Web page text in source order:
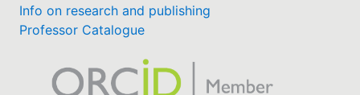
Info on research and publishing
Professor Catalogue